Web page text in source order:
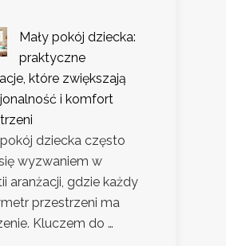
Mały pokój dziecka:
praktyczne
które zwiększają
i komfort
pokój dziecka często
wyzwaniem w
aranżacji, gdzie każdy
przestrzeni ma
Kluczem do …